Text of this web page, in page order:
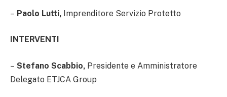
– Paolo Lutti, Imprenditore Servizio Protetto
INTERVENTI
– Stefano Scabbio, Presidente e Amministratore
Delegato ETJCA Group